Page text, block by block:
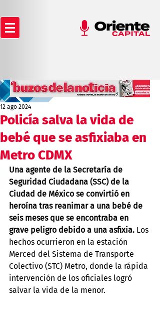
Policía salva la vida de
bebé que se asfixiaba en
Metro CDMX
12 ago 2024
Una agente de la Secretaría de
Seguridad Ciudadana (SSC) de la
Ciudad de México se convirtió en
heroína tras reanimar a una bebé de
seis meses que se encontraba en
grave peligro debido a una asfixia. Los
hechos ocurrieron en la estación
Merced del Sistema de Transporte
Colectivo (STC) Metro, donde la rápida
intervención de los oficiales logró
salvar la vida de la menor.